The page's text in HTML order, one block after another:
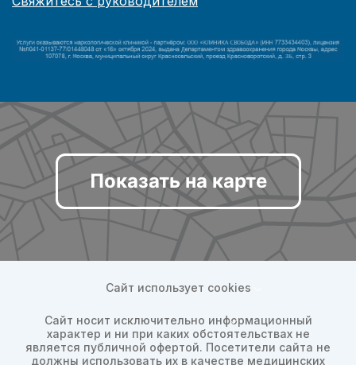
Показать на карте
Сайт использует cookies
Сайт носит исключительно информационный
характер и ни при каких обстоятельствах не
является публичной офертой. Посетители сайта не
должны использовать их в качестве медицинских